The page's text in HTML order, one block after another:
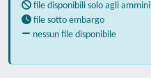
file disponibili solo agli
file sotto embargo
nessun file disponibile